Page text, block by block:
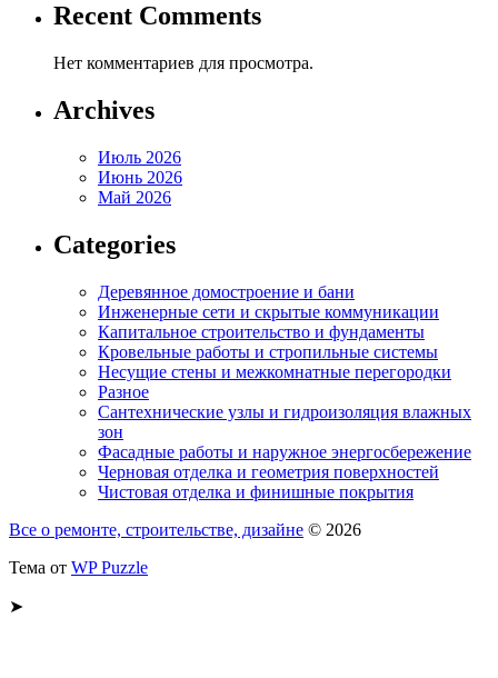
Recent Comments
Нет комментариев для просмотра.
Archives
Июль 2026
Июнь 2026
Май 2026
Categories
Деревянное домостроение и бани
Инженерные сети и скрытые коммуникации
Капитальное строительство и фундаменты
Кровельные работы и стропильные системы
Несущие стены и межкомнатные перегородки
Разное
Сантехнические узлы и гидроизоляция влажных
зон
Фасадные работы и наружное энергосбережение
Черновая отделка и геометрия поверхностей
Чистовая отделка и финишные покрытия
Все о ремонте, строительстве, дизайне © 2026
Тема от WP Puzzle
➤